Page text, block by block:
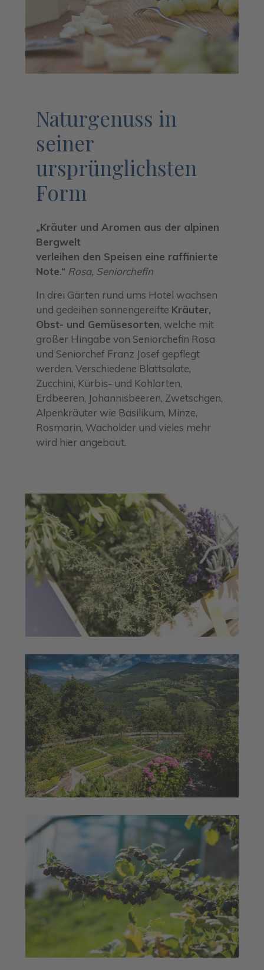
Naturgenuss in
seiner
ursprünglichsten
Form
„Kräuter und Aromen aus der alpinen
Bergwelt
verleihen den Speisen eine raffinierte
Note.“ Rosa, Seniorchefin
In drei Gärten rund ums Hotel wachsen
und gedeihen sonnengereifte Kräuter,
Obst- und Gemüsesorten, welche mit
großer Hingabe von Seniorchefin Rosa
und Seniorchef Franz Josef gepflegt
werden. Verschiedene Blattsalate,
Zucchini, Kürbis- und Kohlarten,
Erdbeeren, Johannisbeeren, Zwetschgen,
Alpenkräuter wie Basilikum, Minze,
Rosmarin, Wacholder und vieles mehr
wird hier angebaut.